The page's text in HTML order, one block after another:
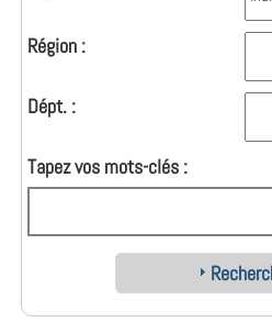
Région :
Dépt. :
Tapez vos mots-clés :